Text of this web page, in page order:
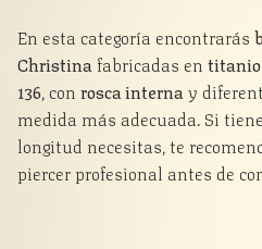
En esta categoría encontrarás
Christina fabricadas en titanio
136, con rosca internay
medida más adecuada. Si
longitud necesitas, te
piercer profesional antes de